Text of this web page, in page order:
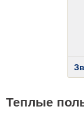
Теплые